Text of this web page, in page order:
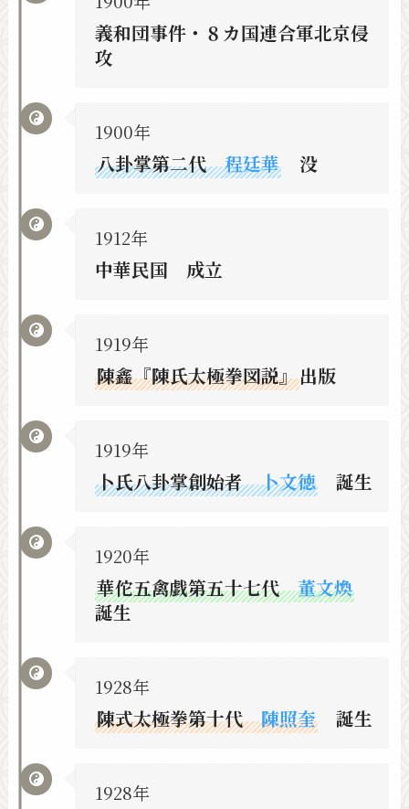
義和団事件・８カ国連合軍北京侵
攻
1900年
八卦掌第二代程廷華 没
1912年
中華民国 成立
1919年
陳鑫『陳氏太極拳図説』出版
1919年
卜氏八卦掌創始者卜文徳 誕生
1920年
華佗五禽戯第五十七代董文煥
誕生
1928年
陳式太極拳第十代陳照奎 誕生
1928年